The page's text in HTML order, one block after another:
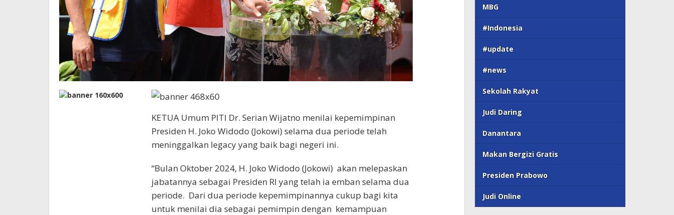
KETUA Umum PITI Dr. Serian Wijatno menilai kepemimpinan
Presiden H. Joko Widodo (Jokowi) selama dua periode telah
meninggalkan legacy yang baik bagi negeri ini.
“Bulan Oktober 2024, H. Joko Widodo (Jokowi) akan melepaskan
jabatannya sebagai Presiden RI yang telah ia emban selama dua
periode. Dari dua periode kepemimpinannya cukup bagi kita
untuk menilai dia sebagai pemimpin dengan kemampuan
MBG
#Indonesia
#update
#news
Sekolah Rakyat
Judi Daring
Danantara
Makan Bergizi Gratis
Presiden Prabowo
Judi Online